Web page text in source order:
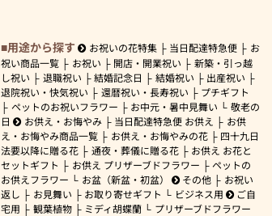
用途から探す お祝いの花特集 当日配達特急便
お
祝い商品一覧
お祝い 開店・開業祝い
新築・引っ越
し祝い
退職祝い 結婚記念日 結婚祝い
出産祝い
退院祝い・快気祝い
還暦祝い・長寿祝い
プチギフト
ペットのお祝いフラワー
お中元・暑中見舞い
敬老の
日
お供え・お悔やみ 当日配達特急便 お供え
お供
え・お悔やみ商品一覧
お供え・お悔やみの花
四十九日
法要以降に贈る花
通夜・葬儀に贈る花
お供え お花と
セットギフト
お供え プリザーブドフラワー
ペットの
お供えフラワー
お盆（新盆・初盆） その他
お祝い
返し
お見舞い お取り寄せギフト ビジネス用
ご自
宅用
観葉植物 ミディ胡蝶蘭 プリザーブドフラワー